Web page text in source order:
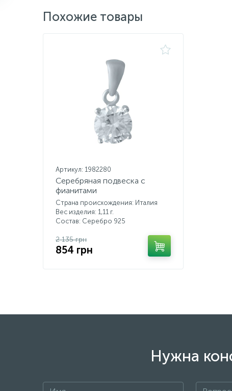
Похожие товары
Артикул: 1982280
Серебряная подвеска с
фианитами
Страна происхождения: Италия
Вес изделия: 1,11 г.
Состав: Серебро 925
2 135 грн
854 грн
Нужна